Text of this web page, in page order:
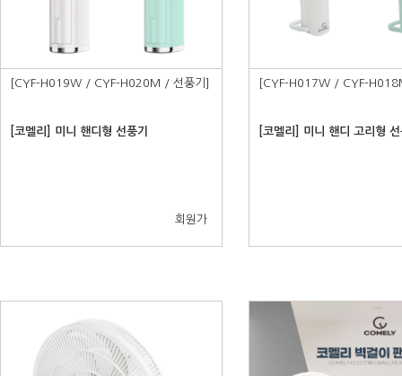
[CYF-H019W / CYF-H020M / 선풍기]
[코멜리] 미니 핸디형 선풍기
회원가
[CYF-H017W / CYF-
[코멜리] 미니 핸디 고리형 선